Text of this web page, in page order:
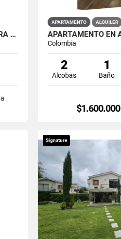
SE VENDE APARTAMENTO EN PRIMAVERA 6-39 ET 2 PUENTE ARANDA
APARTAMENTO ALQUILER
Colombia
2
Alcobas
1
Baño
$1.600.000
Signature